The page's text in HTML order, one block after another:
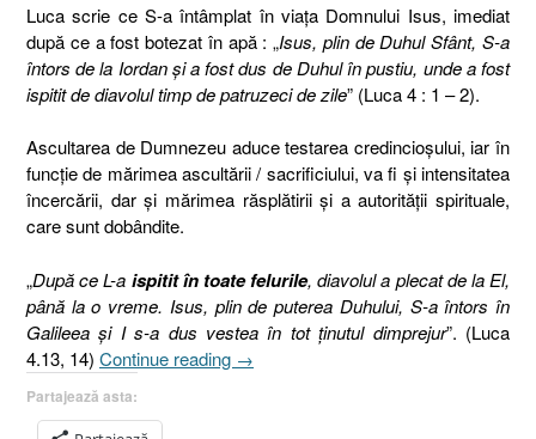
Luca scrie ce S-a întâmplat în viaţa Domnului Isus, imediat
după ce a fost botezat în apă : „Isus, plin de Duhul Sfânt, S-a
întors de la Iordan şi a fost dus de Duhul în pustiu, unde a fost
ispitit de diavolul timp de patruzeci de zile” (Luca 4 : 1 – 2).
Ascultarea de Dumnezeu aduce testarea credincioşului, iar în
funcţie de mărimea ascultării / sacrificiului, va fi şi intensitatea
încercării, dar şi mărimea răsplătirii şi a autorităţii spirituale,
care sunt dobândite.
„După ce L-a ispitit în toate felurile, diavolul a plecat de la El,
până la o vreme. Isus, plin de puterea Duhului, S-a întors în
Galileea şi I s-a dus vestea în tot ţinutul dimprejur”. (Luca
4.13, 14) Continue reading „Ispitirea
→
Partajează asta: